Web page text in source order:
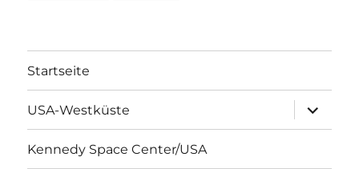
Startseite
USA-Westküste
öffnen
Kennedy Space Center/USA